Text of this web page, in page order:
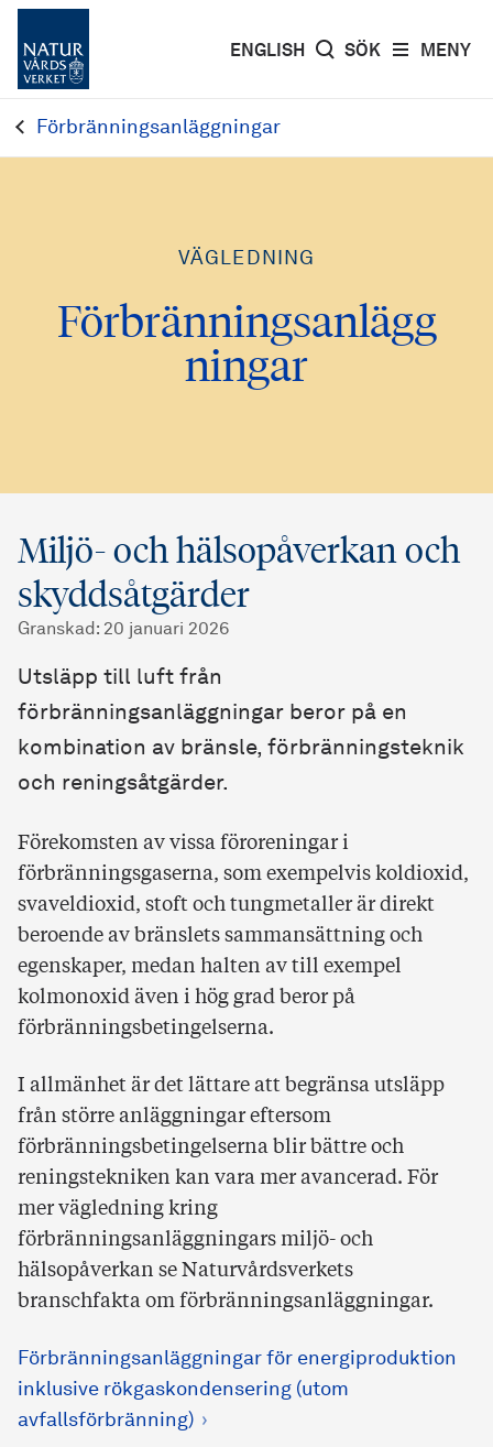
MENY
ENGLISH SÖK
Förbränningsanläggningar
VÄGLEDNING
Förbränningsanlägg
ningar
Miljö- och hälsopåverkan och
skyddsåtgärder
Granskad : 20 januari 2026
Utsläpp till luft från
förbränningsanläggningar beror på en
kombination av bränsle, förbränningsteknik
och reningsåtgärder.
Förekomsten av vissa föroreningar i
förbränningsgaserna, som exempelvis koldioxid,
svaveldioxid, stoft och tungmetaller är direkt
beroende av bränslets sammansättning och
egenskaper, medan halten av till exempel
kolmonoxid även i hög grad beror på
förbränningsbetingelserna.
I allmänhet är det lättare att begränsa utsläpp
från större anläggningar eftersom
förbränningsbetingelserna blir bättre och
reningstekniken kan vara mer avancerad. För
mer vägledning kring
förbränningsanläggningars miljö- och
hälsopåverkan se Naturvårdsverkets
branschfakta om förbränningsanläggningar.
Förbränningsanläggningar för energiproduktion
inklusive rökgaskondensering (utom
avfallsförbränning)